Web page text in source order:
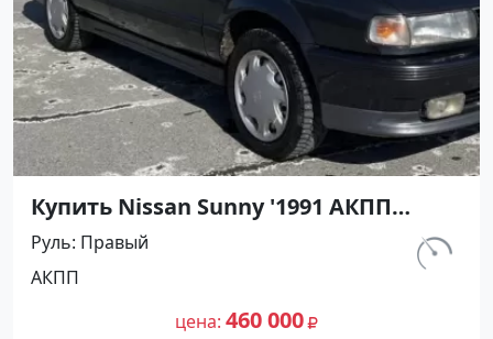
Купить Nissan Sunny '1991 АКПП
(1400/75 л.с.) Бензин инжектор
Тамань цвет Черный Седан по цене
460000 рублей, объявление №27493
на сайте Авторынок23
км.
Руль Правый
АКПП
цена 460 000